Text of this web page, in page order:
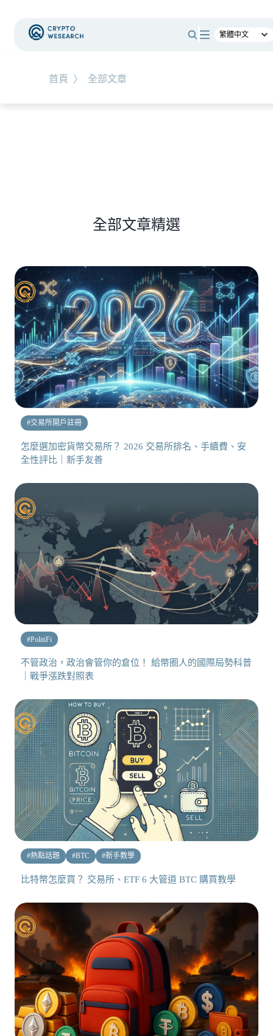
首頁 〉 全部文章
RWA
全部文章精選
#交易所開戶註冊
怎麼選加密貨幣交易所？ 2026 交易所排名、手續費、安
全性評比｜新手友善
#PolitiFi
不管政治，政治會管你的倉位！ 給幣圈人的國際局勢科普
｜戰爭漲跌對照表
#熱點話題 #BTC #新手教學
比特幣怎麼買？ 交易所、ETF 6 大管道 BTC 購買教學